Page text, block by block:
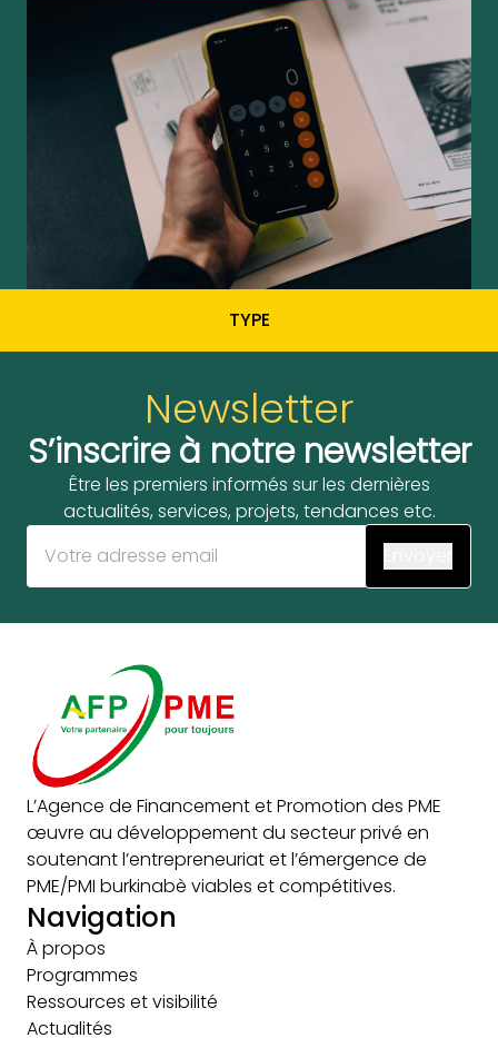
TYPE
Newsletter
S’inscrire à notre newsletter
Être les premiers informés sur les dernières
actualités, services, projets, tendances etc.
L’Agence de Financement et Promotion des PME
œuvre au développement du secteur privé en
soutenant l’entrepreneuriat et l’émergence de
PME/PMI burkinabè viables et compétitives.
Navigation
À propos
Programmes
Ressources et visibilité
Actualités